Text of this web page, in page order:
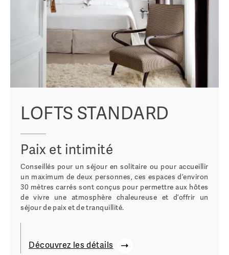
LOFTS STANDARD
Paix et intimité
Conseillés pour un séjour en solitaire ou pour accueillir
un maximum de deux personnes, ces espaces d’environ
30 mètres carrés sont conçus pour permettre aux hôtes
de vivre une atmosphère chaleureuse et d’offrir un
séjour de paix et de tranquillité.
Découvrez les détails